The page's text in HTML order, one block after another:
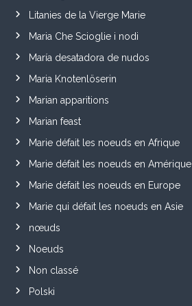
Litanies de la Vierge Marie
Maria Che Scioglie i nodi
María desatadora de nudos
Maria Knotenlöserin
Marian apparitions
Marian feast
Marie défait les noeuds en Afrique
Marie défait les noeuds en Amérique
Marie défait les noeuds en Europe
Marie qui défait les noeuds en Asie
nœuds
Noeuds
Non classé
Polski